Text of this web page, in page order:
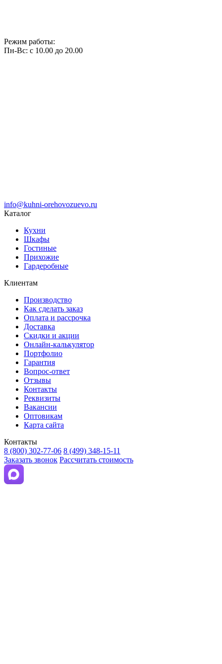
Режим работы:
Пн-Вс: с 10.00 до 20.00
info@kuhni-orehovozuevo.ru
Каталог
Кухни
Шкафы
Гостиные
Прихожие
Гардеробные
Клиентам
Производство
Как сделать заказ
Оплата и рассрочка
Доставка
Скидки и акции
Онлайн-калькулятор
Портфолио
Гарантия
Вопрос-ответ
Отзывы
Контакты
Реквизиты
Вакансии
Оптовикам
Карта сайта
Контакты
8 (800) 302-77-06 8 (499) 348-15-11
Заказать звонок Рассчитать стоимость